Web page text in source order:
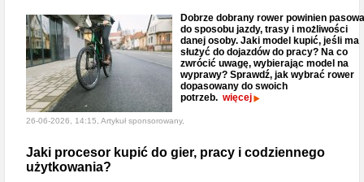
Dobrze dobrany rower powinien
do sposobu jazdy, trasy i możliwości
danej osoby. Jaki model kupić, jeśli ma
służyć do dojazdów do pracy? Na co
zwrócić uwagę, wybierając model na
wyprawy? Sprawdź, jak wybrać rower
dopasowany do swoich
potrzeb. więcej
26-06-2026, 14:15, Artykuł sponsorowany,
Jaki procesor kupić do gier, pracy i codziennego
użytkowania?